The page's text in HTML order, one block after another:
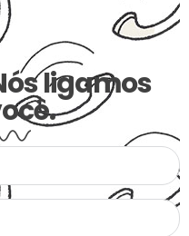
ligamos